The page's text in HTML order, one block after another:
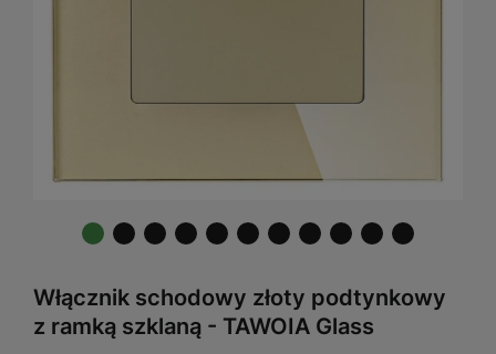
Włącznik schodowy złoty podtynkowy
z ramką szklaną - TAWOIA Glass